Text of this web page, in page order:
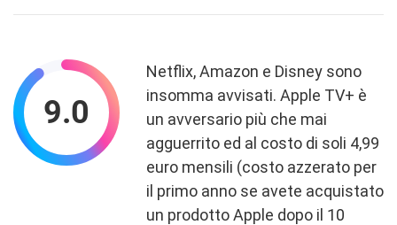
9.0
Netflix, Amazon e Disney sono
insomma avvisati. Apple TV+ è
un avversario più che mai
agguerrito ed al costo di soli 4,99
euro mensili (costo azzerato per
il primo anno se avete acquistato
un prodotto Apple dopo il 10